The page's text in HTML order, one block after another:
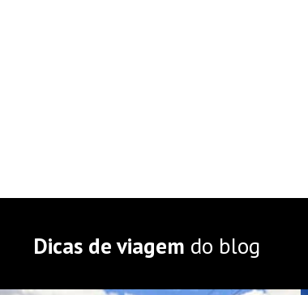
Dicas de viagem do blog